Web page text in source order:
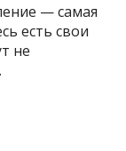
— самая
есть свои
не